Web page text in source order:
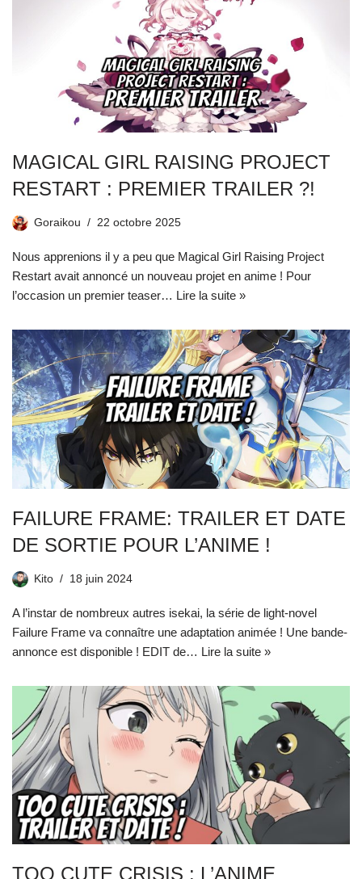
MAGICAL GIRL RAISING PROJECT
RESTART : PREMIER TRAILER ?!
Goraikou 22 octobre 2025
Nous apprenions il y a peu que Magical Girl Raising Project
Restart avait annoncé un nouveau projet en anime ! Pour
l’occasion un premier teaser… Lire la suite »
FAILURE FRAME: TRAILER ET DATE
DE SORTIE POUR L’ANIME !
Kito 18 juin 2024
A l’instar de nombreux autres isekai, la série de light-novel
Failure Frame va connaître une adaptation animée ! Une bande-
annonce est disponible ! EDIT de… Lire la suite »
TOO CUTE CRISIS : L’ANIME